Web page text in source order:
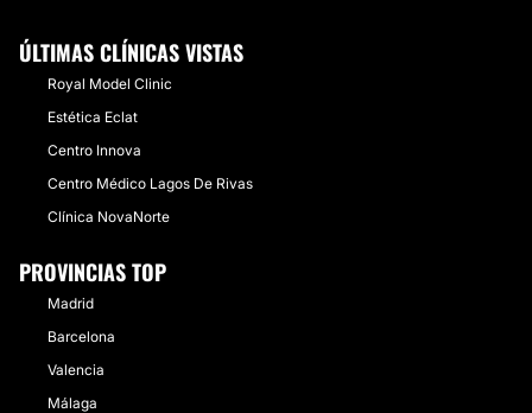
ÚLTIMAS CLÍNICAS VISTAS
Royal Model Clinic
Estética Eclat
Centro Innova
Centro Médico Lagos De Rivas
Clínica NovaNorte
PROVINCIAS TOP
Madrid
Barcelona
Valencia
Málaga